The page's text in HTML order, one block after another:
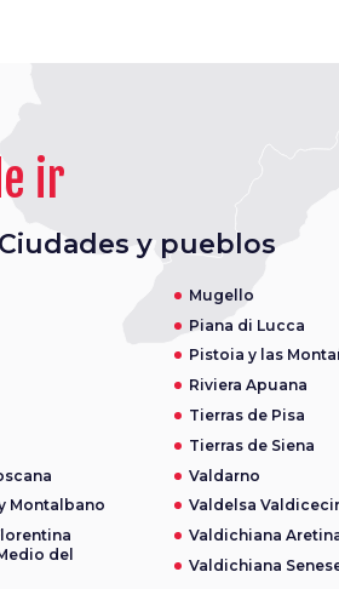
ir
Ciudades y pueblos
Montalbano
del
Mugello
Piana di Lucca
Pistoia y las
Riviera Apuana
Tierras de Pisa
Tierras de Siena
Valdarno
Valdelsa
Valdichiana
Valdichiana